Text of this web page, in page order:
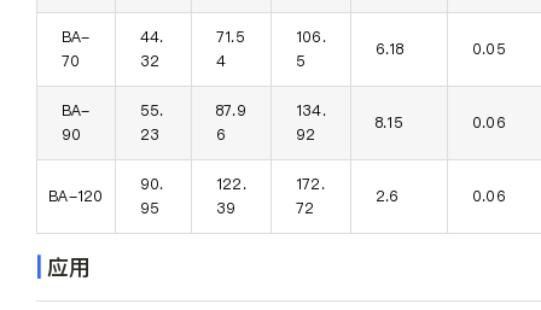
BA-
70
44.
32
71.5
4
106.
5
6.18 0.05
BA-
90
55.
23
87.9
6
134.
92
8.15 0.06
BA-120
90.
95
122.
39
172.
72
2.6 0.06
|应用